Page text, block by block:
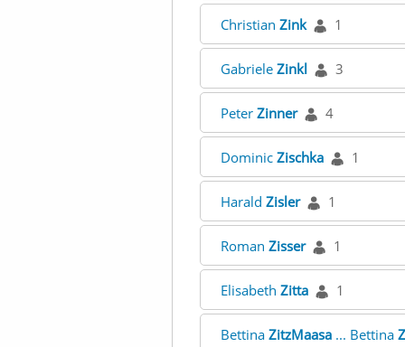
Christian Zink 1
Gabriele Zinkl 3
Peter Zinner 4
Dominic Zischka 1
Harald Zisler 1
Roman Zisser 1
Elisabeth Zitta 1
Bettina ZitzMaasa... Bettina